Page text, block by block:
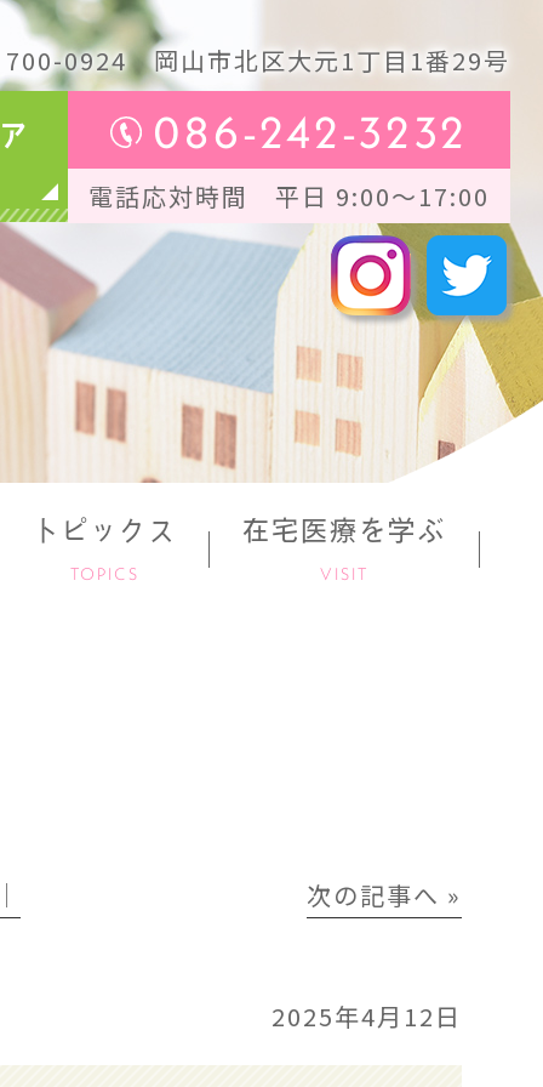
700-0924岡山市北区大元1丁目1番29号
086-242-3232
電話応対時間 平日 9:00～17:00
トピックス
TOPICS
在宅医療を学ぶ
VISIT
次の記事へ »
2025年4月12日